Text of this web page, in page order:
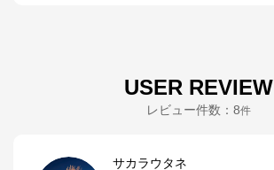
USER REVIEW
レビュー件数： 8件
サカラウタネ